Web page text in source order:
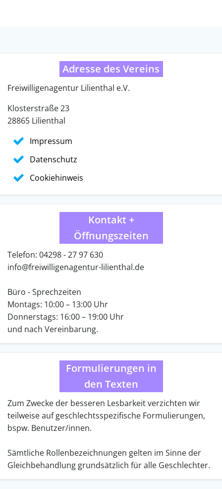
Adresse des Vereins
Freiwilligenagentur Lilienthal e.V.
Klosterstraße 23
28865 Lilienthal
Impressum
Datenschutz
Cookiehinweis
Kontakt +
Öffnungszeiten
Telefon: 04298 - 27 97 630
info@freiwilligenagentur-lilienthal.de
Büro - Sprechzeiten
Montags: 10:00 – 13:00 Uhr
Donnerstags: 16:00 – 19:00 Uhr
und nach Vereinbarung.
Formulierungen in
den Texten
Zum Zwecke der besseren Lesbarkeit verzichten wir
teilweise auf geschlechtsspezifische Formulierungen,
bspw. Benutzer/innen.
Sämtliche Rollenbezeichnungen gelten im Sinne der
Gleichbehandlung grundsätzlich für alle Geschlechter.